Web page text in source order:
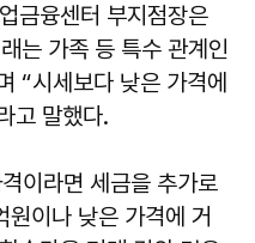
금융센터 부지점장은
는 가족 등 특수 관계인
“시세보다 낮은 가격에
고 말했다.
이라면 세금을 추가로
이나 낮은 가격에 거